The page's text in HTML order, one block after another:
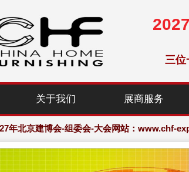
三位
关于我们 展商服务
年北京建博会-组委会-大会网站：www.chf-
年北京建博会-组委会-大会网站：www.chf-
欢迎访问·2027年北京国际家居产业博览会·大会